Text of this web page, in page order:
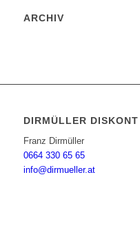
ARCHIV
DIRMÜLLER DISKONT
Franz Dirmüller
0664 330 65 65
info@dirmueller.at